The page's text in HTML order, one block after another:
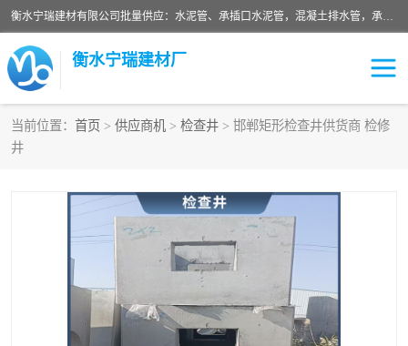
衡水宁瑞建材有限公司批量供应：水泥管、承插口水泥管，混凝土排水管，承插口水泥管，企口水泥管，钢承口水泥管，顶管，平口水泥管，水泥检查井，混凝土检查井，预制混凝土检查井，矩形检查井，圆形检查井等产品。
衡水宁瑞建材厂
当前位置： 首页 > 供应商机 > 检查井 > 邯郸矩形检查井供货商 检修
井
水泥管
矩形检查井
混凝土检查井 预制混凝土检查井
企口水泥管 钢承口水泥管